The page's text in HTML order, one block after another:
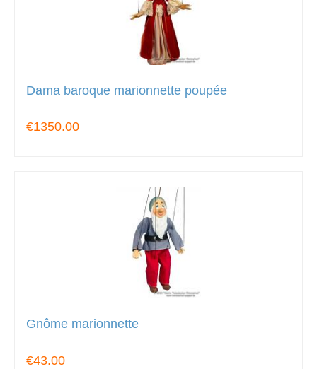
Dama baroque marionnette poupée
€1350.00
Gnôme marionnette
€43.00